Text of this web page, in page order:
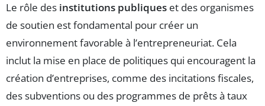
Le rôle des institutions publiques et des organismes
de soutien est fondamental pour créer un
environnement favorable à l’entrepreneuriat. Cela
inclut la mise en place de politiques qui encouragent la
création d’entreprises, comme des incitations fiscales,
des subventions ou des programmes de prêts à taux